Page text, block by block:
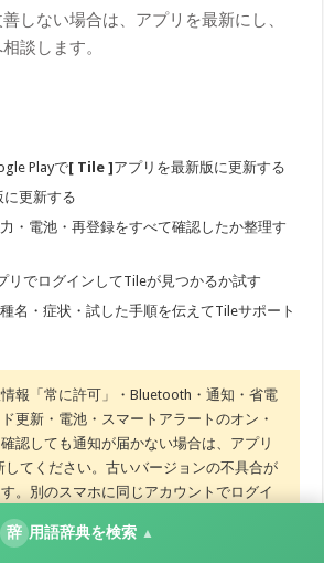
しない場合は、アプリを最新にし、
談します。
Playで[ Tile ]アプリを最新版に更新する
に更新する
・電池・再登録をすべて確認したか整理す
リでログインしてTileが見つかるか試す
名・症状・試した手順を伝えてTileサポート
報「常に許可」・Bluetooth・通知・省電
更新・電池・スマートアラートのオン・
認しても通知が届かない場合は、アプリ
してください。古いバージョンの不具合が
。別のスマホに同じアカウントでログイ
かを試すと、Tile本体の問題か、元のスマ
られます。これらをすべて行っても改善
辞 用語辞典を検索 ▲